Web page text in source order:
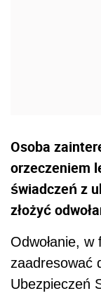
Osoba
orzeczeniem
świadczeń z
złożyć
Odwołanie, w
zaadresować
Ubezpieczeń